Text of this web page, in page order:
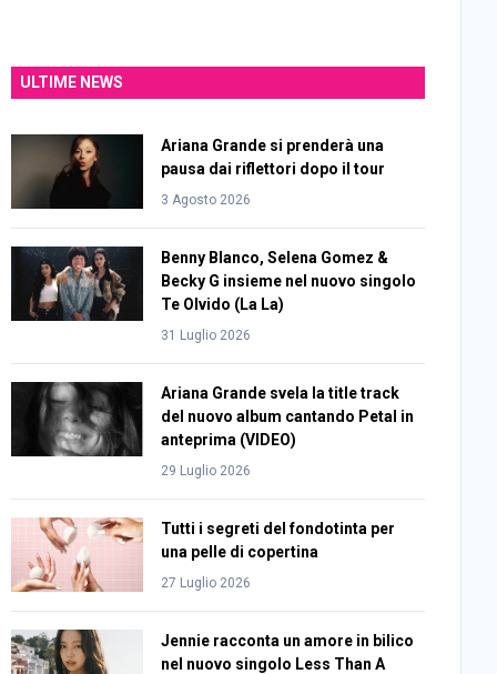
ULTIME NEWS
Ariana Grande si prenderà una
pausa dai riflettori dopo il tour
3 Agosto 2026
Benny Blanco, Selena Gomez &
Becky G insieme nel nuovo singolo
Te Olvido (La La)
31 Luglio 2026
Ariana Grande svela la title track
del nuovo album cantando Petal in
anteprima (VIDEO)
29 Luglio 2026
Tutti i segreti del fondotinta per
una pelle di copertina
27 Luglio 2026
Jennie racconta un amore in bilico
nel nuovo singolo Less Than A